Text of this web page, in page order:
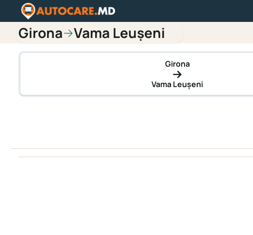
Girona→Vama Leușeni
Girona
Vama Leușeni